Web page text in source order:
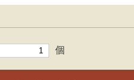
個